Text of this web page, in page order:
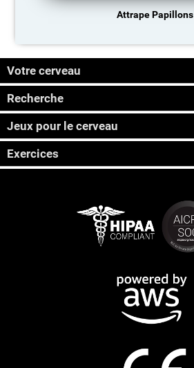
Attrape Papillons
Votre cerveau
Recherche
Jeux pour le cerveau
Exercices